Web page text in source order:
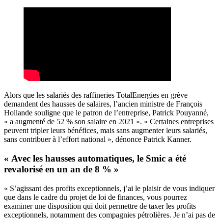
Alors que les salariés des raffineries TotalEnergies en grève
demandent des hausses de salaires, l’ancien ministre de François
Hollande souligne que le patron de l’entreprise, Patrick Pouyanné,
« a augmenté de 52 % son salaire en 2021 ». « Certaines entreprises
peuvent tripler leurs bénéfices, mais sans augmenter leurs salariés,
sans contribuer à l’effort national », dénonce Patrick Kanner.
« Avec les hausses automatiques, le Smic a été
revalorisé en un an de 8 % »
« S’agissant des profits exceptionnels, j’ai le plaisir de vous indiquer
que dans le cadre du projet de loi de finances, vous pourrez
examiner une disposition qui doit permettre de taxer les profits
exceptionnels, notamment des compagnies pétrolières. Je n’ai pas de